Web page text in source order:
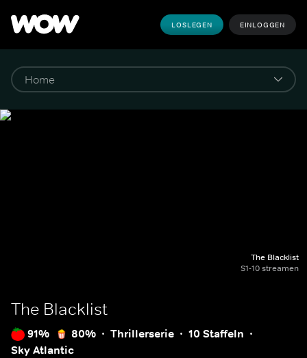
LOSLEGEN EINLOGGEN
The Blacklist
S1-10 streamen
The Blacklist
91% 80% Thrillerserie
10 Staffeln
Sky Atlantic